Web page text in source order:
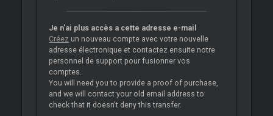
Je n'ai plus accès a cette adresse e-mail
Créez un nouveau compte avec votre nouvelle
adresse électronique et contactez ensuite notre
personnel de support pour fusionner vos
comptes.
You will need you to provide a proof of purchase,
and we will contact your old email address to
check that it doesn't deny this transfer.